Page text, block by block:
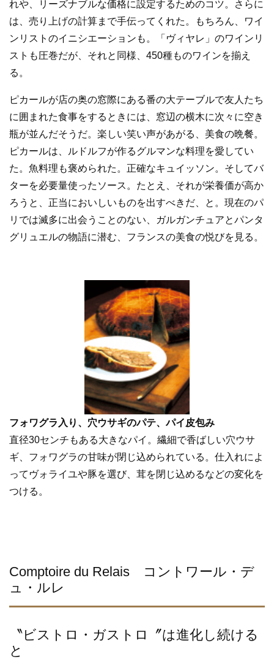
れや、リーズナブルな価格に設定するためのコツ。さらに
は、売り上げの計算まで手伝ってくれた。もちろん、ワイ
ンリストのイニシエーションも。「ヴィヤレ」のワインリ
ストも圧巻だが、それと同様、450種ものワインを揃え
る。
ピカールが店の奥の窓際にある番の大テーブルで友人たち
に囲まれた食事をするときには、窓辺の横木に次々に空き
瓶が並んだそうだ。楽しい笑い声があがる、美食の晩餐。
ピカールは、ルドルフが作るグルマンな料理を愛してい
た。魚料理も褒められた。正確なキュイッソン。そしてバ
ターを必要量使ったソース。たとえ、それが栄養価が高か
ろうと、正当においしいものを出すべきだ、と。現在のパ
リでは滅多に出会うことのない、ガルガンチュアとパンタ
グリュエルの物語に潜む、フランスの美食の悦びを見る。
フォワグラ入り、穴ウサギのパテ、パイ皮包み
直径30センチもある大きなパイ。繊細で香ばしい穴ウサ
ギ、フォワグラの甘味が閉じ込められている。仕入れによ
ってヴォライユや豚を選び、茸を閉じ込めるなどの変化を
つける。
Comptoire du Relais コントワール・デ
ュ・ルレ
〝ビストロ・ガストロ〞は進化し続ける
と